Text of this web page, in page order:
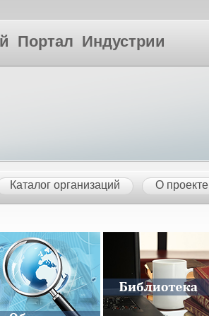
Индустрии
Каталог организаций О проекте